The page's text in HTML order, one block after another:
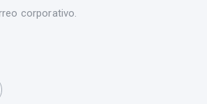
corporativo.